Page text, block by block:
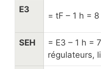
E3
= tF – 1 h = 8
SEH
= E3 – 1 h =
régulateurs,